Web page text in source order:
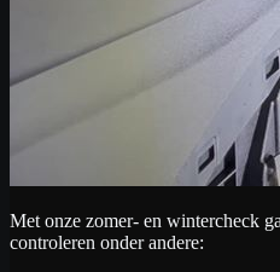
Met onze zomer- en wintercheck
controleren onder andere: